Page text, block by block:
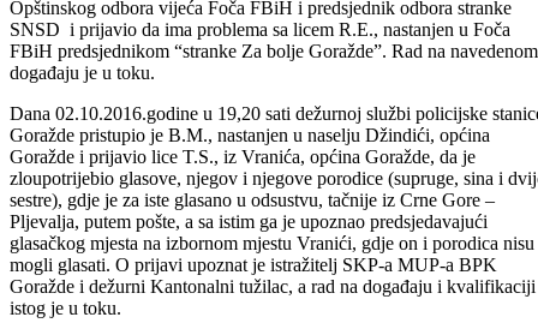
Dana 01.10.2016.godine u 13,35 sati dežurnoj službi policijske
Ustikolina obratio se P.M., nastanjen u Foča FBiH, koji je
Opštinskog odbora vijeća Foča FBiH i predsjednik odbora stranke
FBiH predsjednikom “stranke Za bolje Goražde”. Rad na navedenom
događaju je u toku.
Dana 02.10.2016.godine u 19,20 sati dežurnoj službi policijske
Goražde pristupio je B.M., nastanjen u naselju Džindići, općina
Goražde i prijavio lice T.S., iz Vranića, općina Goražde, da je
zloupotrijebio glasove, njegov i njegove porodice (supruge, sina i
sestre), gdje je za iste glasano u odsustvu, tačnije iz Crne Gore –
Pljevalja, putem pošte, a sa istim ga je upoznao predsjedavajući
glasačkog mjesta na izbornom mjestu Vranići, gdje on i porodica nisu